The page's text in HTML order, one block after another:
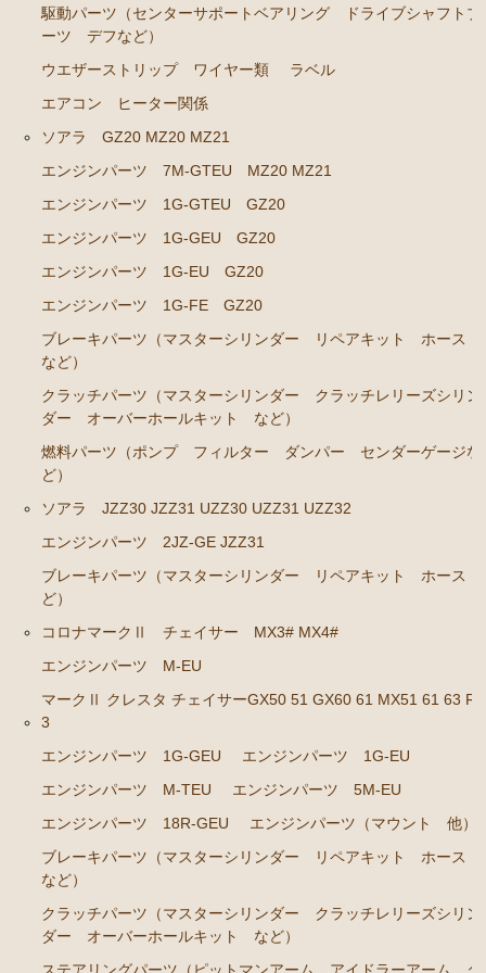
エンジンパーツ 1G-GTEU
エンジンパーツ 1G-GEU前期 1984年8月～1986年8
エンジンパーツ 1G-GEU後期 1986年8月～1988年8
エンジンパーツ M-TEU
エンジンパーツ（ガスケット類）
エンジンパーツ（マウント 他）
冷却パーツ（ポンプ サーモスタット ファン ファ
ンカップリング ホース類 など）
ブレーキパーツ（マスターシリンダー リペアキッ
ト ホース など）
クラッチパーツ（マスターシリンダー クラッチレリ
ーズシリンダー オーバーホールキット など）
ステアリングパーツ（各種リペアキット ラックブー
ツ ラックエンド タイロッドエンド など）
足回りパーツ（アッパーマウント ベアリング ボー
ルジョイント ブッシュ類 など）
燃料パーツ（ポンプ フィルター ダンパー センダ
ーゲージなど）
駆動パーツ（センターサポートベアリング ドライブ
シャフトブーツ デフなど）
ウエザーストリップ
エアコン ヒーター関係
エンジンパーツ 1G-EU
エンジンパーツ 1G-FE
駆動パーツ（センターサポートベアリング ドライブシャフトブ
ーツ デフなど）
ウエザーストリップ ワイヤー類
ラベル
エアコン ヒーター関係
ソアラ GZ20 MZ20 MZ21
エンジンパーツ 7M-GTEU MZ20 MZ21
エンジンパーツ 1G-GTEU GZ20
エンジンパーツ 1G-GEU GZ20
エンジンパーツ 1G-EU GZ20
エンジンパーツ 1G-FE GZ20
ブレーキパーツ（マスターシリンダー リペアキット ホース
など）
クラッチパーツ（マスターシリンダー クラッチレリーズシリン
ダー オーバーホールキット など）
燃料パーツ（ポンプ フィルター ダンパー センダーゲージな
ど）
ソアラ JZZ30 JZZ31 UZZ30 UZZ31 UZZ32
エンジンパーツ 2JZ-GE JZZ31
ブレーキパーツ（マスターシリンダー リペアキット ホース
ど）
コロナマークⅡ チェイサー MX3# MX4#
エンジンパーツ M-EU
マークⅡ クレスタ チェイサーGX50 51 GX60 61 MX51 61 63
3
エンジンパーツ 1G-GEU
エンジンパーツ 1G-EU
エンジンパーツ M-TEU
エンジンパーツ 5M-EU
エンジンパーツ 18R-GEU
エンジンパーツ（マウント 他）
ブレーキパーツ（マスターシリンダー リペアキット ホース
など）
クラッチパーツ（マスターシリンダー クラッチレリーズシリン
ダー オーバーホールキット など）